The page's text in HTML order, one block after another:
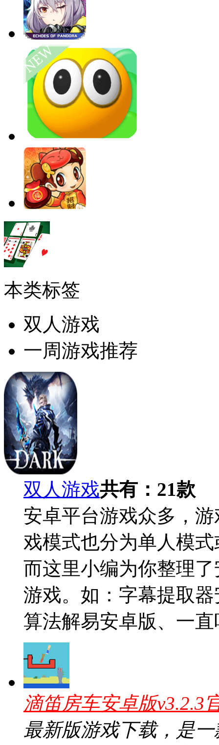
本类标签
双人游戏
一周游戏推荐
双人游戏共有： 21款
安卓平台游戏众多，
戏模式也分为单人模
而这里小编为你整理
游戏。如：字幕提取
算法解易安卓版、一直
滴笛房车安卓版v3.2.3
最新版游戏下载，是